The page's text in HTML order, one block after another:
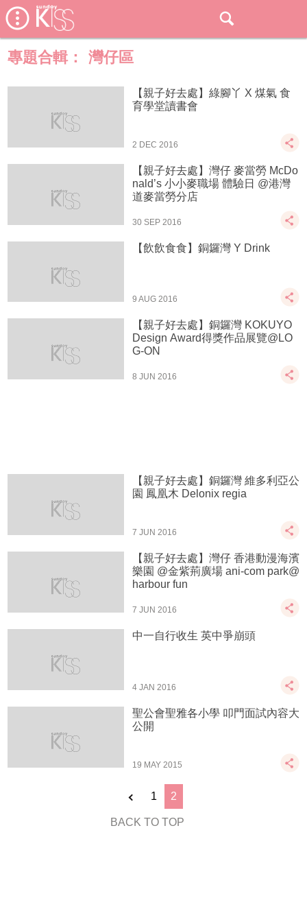
專題合輯： 灣仔區
【親子好去處】綠腳丫 X 煤氣 食
育學堂讀書會
2 DEC 2016
【親子好去處】灣仔 麥當勞 McDo
nald’s 小小麥職場 體驗日 @港灣
道麥當勞分店
30 SEP 2016
【飲飲食食】銅鑼灣 Y Drink
9 AUG 2016
【親子好去處】銅鑼灣 KOKUYO
Design Award得獎作品展覽@LO
G-ON
8 JUN 2016
【親子好去處】銅鑼灣 維多利亞公
園 鳳凰木 Delonix regia
7 JUN 2016
【親子好去處】灣仔 香港動漫海濱
樂園 @金紫荊廣場 ani-com park@
harbour fun
7 JUN 2016
中一自行收生 英中爭崩頭
4 JAN 2016
聖公會聖雅各小學 叩門面試內容大
公開
19 MAY 2015
1 2
BACK TO TOP